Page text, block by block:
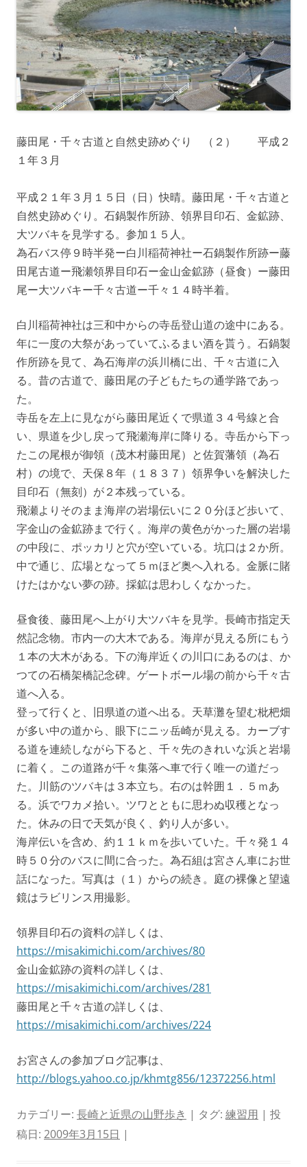
藤田尾・千々古道と自然史跡めぐり （２） 平成２
１年３月
平成２１年３月１５日（日）快晴。藤田尾・千々古道と
自然史跡めぐり。石鍋製作所跡、領界目印石、金鉱跡、
大ツバキを見学する。参加１５人。
為石バス停９時半発ー白川稲荷神社ー石鍋製作所跡ー藤
田尾古道ー飛瀬領界目印石ー金山金鉱跡（昼食）ー藤田
尾ー大ツバキー千々古道ー千々１４時半着。
白川稲荷神社は三和中からの寺岳登山道の途中にある。
年に一度の大祭があっていてふるまい酒を貰う。石鍋製
作所跡を見て、為石海岸の浜川橋に出、千々古道に入
る。昔の古道で、藤田尾の子どもたちの通学路であっ
た。
寺岳を左上に見ながら藤田尾近くで県道３４号線と合
い、県道を少し戻って飛瀬海岸に降りる。寺岳から下っ
たこの尾根が御領（茂木村藤田尾）と佐賀藩領（為石
村）の境で、天保８年（１８３７）領界争いを解決した
目印石（無刻）が２本残っている。
飛瀬よりそのまま海岸の岩場伝いに２０分ほど歩いて、
字金山の金鉱跡まで行く。海岸の黄色がかった層の岩場
の中段に、ポッカリと穴が空いている。坑口は２か所。
中で通じ、広場となって５ｍほど奥へ入れる。金脈に賭
けたはかない夢の跡。採鉱は思わしくなかった。
昼食後、藤田尾へ上がり大ツバキを見学。長崎市指定天
然記念物。市内一の大木である。海岸が見える所にもう
１本の大木がある。下の海岸近くの川口にあるのは、か
つての石橋架橋記念碑。ゲートボール場の前から千々古
道へ入る。
登って行くと、旧県道の道へ出る。天草灘を望む枇杷畑
が多い中の道から、眼下にニッ岳崎が見える。カーブす
る道を連続しながら下ると、千々先のきれいな浜と岩場
に着く。この道路が千々集落へ車で行く唯一の道だっ
た。川筋のツバキは３本立ち。右のは幹囲１．５ｍあ
る。浜でワカメ拾い。ツワとともに思わぬ収穫となっ
た。休みの日で天気が良く、釣り人が多い。
海岸伝いを含め、約１１ｋｍを歩いていた。千々発１４
時５０分のバスに間に合った。為石組は宮さん車にお世
話になった。写真は（１）からの続き。庭の裸像と望遠
鏡はラビリンス用撮影。
領界目印石の資料の詳しくは、
https://misakimichi.com/archives/80
金山金鉱跡の資料の詳しくは、
https://misakimichi.com/archives/281
藤田尾と千々古道の詳しくは、
https://misakimichi.com/archives/224
お宮さんの参加ブログ記事は、
http://blogs.yahoo.co.jp/khmtg856/12372256.html
カテゴリー: 長崎と近県の山野歩き | タグ: 練習用 | 投
稿日: 2009年3月15日 |